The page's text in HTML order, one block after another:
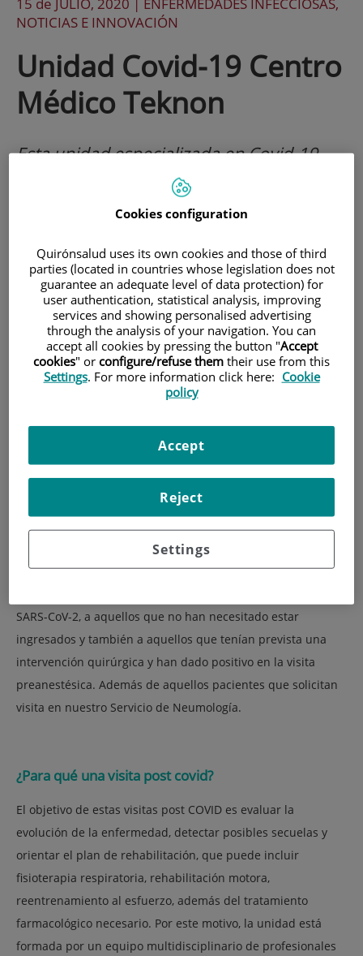
NOTICIAS E INNOVACIÓN
Unidad Covid-19 Centro
Médico Teknon
Esta unidad especializada en Covid-19
tiene como objetivo evaluar y tratar a
personas con sospecha de infección por
se les ha confirmado la infección y a
quienes la han padecido y precisan un
seguimiento.
En esta unidad especializada en Covid 19 atendemos a
SARS-CoV-2, a aquellos que no han necesitado estar
ingresados y también a aquellos que tenían prevista una
intervención quirúrgica y han dado positivo en la visita
preanestésica. Además de aquellos pacientes que solicitan
visita en nuestro Servicio de Neumología.
¿Para qué una visita post covid?
El objetivo de estas visitas post COVID es evaluar la
evolución de la enfermedad, detectar posibles secuelas y
orientar el plan de rehabilitación, que puede incluir
fisioterapia respiratoria, rehabilitación motora,
reentrenamiento al esfuerzo, además del tratamiento
farmacológico necesario. Por este motivo, la unidad está
formada por un equipo multidisciplinario de profesionales
Cookies configuration
Quirónsalud uses its own cookies and those of third
parties (located in countries whose legislation does not
guarantee an adequate level of data protection) for
user authentication, statistical analysis, improving
services and showing personalised advertising
through the analysis of your navigation. You can
accept all cookies by pressing the button "Accept
cookies" or configure/refuse them their use from this
Settings. For more information click here: Cookie
policy
Settings
Reject
Accept